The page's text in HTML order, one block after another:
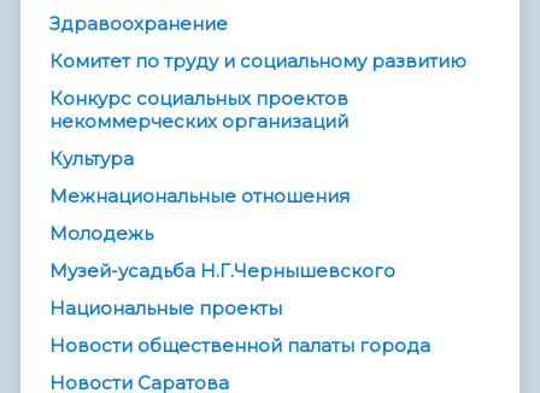
Здравоохранение
Комитет по труду и социальному развитию
Конкурс социальных проектов
некоммерческих организаций
Культура
Межнациональные отношения
Молодежь
Музей-усадьба Н.Г.Чернышевского
Национальные проекты
Новости общественной палаты города
Новости Саратова